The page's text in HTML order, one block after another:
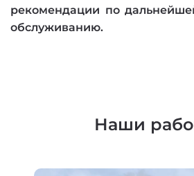
рекомендации по
обслуживанию.
Наши